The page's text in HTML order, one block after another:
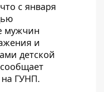
с января
мужчин
и
детской
на ГУНП.